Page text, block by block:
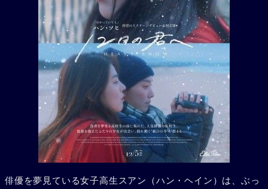
俳優を夢見ている女子高生スアン（ハン・ヘイン）は、ぶっ